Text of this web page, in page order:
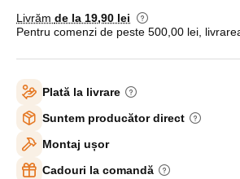
Livrăm de la 19,90 lei
Pentru comenzi de peste 500,00 lei,
Plată la livrare
Suntem producător direct
Montaj ușor
Cadouri la comandă